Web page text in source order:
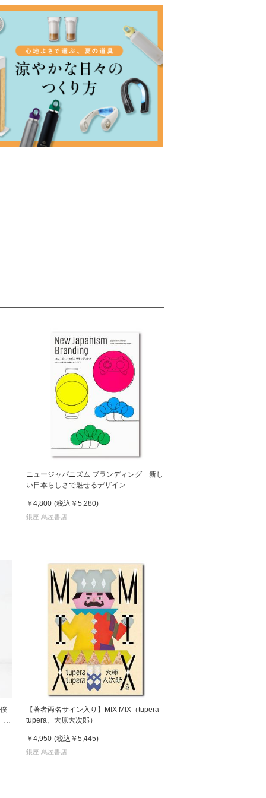
ニュージャパニズム ブランディング 新し
い日本らしさで魅せるデザイン
￥4,800 (税込 ￥5,280)
銀座 蔦屋書店
鈴
【著者両名サイン入り】MIX MIX（tupera
tupera、大原大次郎）
￥4,950 (税込 ￥5,445)
銀座 蔦屋書店